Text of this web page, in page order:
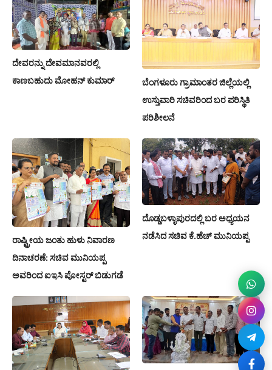
ದೇವರನ್ನು ದೇವಮಾನವರಲ್ಲಿ
ಕಾಣಬಹುದು ಮೋಹನ್ ಕುಮಾರ್
ಬೆಂಗಳೂರು ಗ್ರಾಮಾಂತರ ಜಿಲ್ಲೆಯಲ್ಲಿ
ಉಸ್ತುವಾರಿ ಸಚಿವರಿಂದ ಬರ ಪರಿಸ್ಥಿತಿ
ಪರಿಶೀಲನೆ
ರಾಷ್ಟ್ರೀಯ ಜಂತು ಹುಳು ನಿವಾರಣ
ದಿನಾಚರಣೆ: ಸಚಿವ ಮುನಿಯಪ್ಪ
ಅವರಿಂದ ಐಇಸಿ ಪೋಸ್ಟರ್ ಬಿಡುಗಡೆ
ದೊಡ್ಡಬಳ್ಳಾಪುರದಲ್ಲಿ ಬರ ಅಧ್ಯಯನ
ನಡೆಸಿದ ಸಚಿವ ಕೆ.ಹೆಚ್ ಮುನಿಯಪ್ಪ